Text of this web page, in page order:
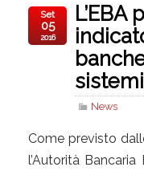
News
Set
05
2016
Come previsto
l’Autorità